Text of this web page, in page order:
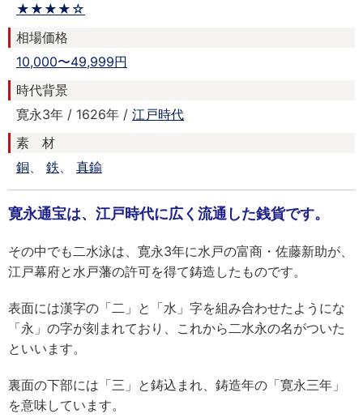
★★★★☆
相場価格
10,000〜49,999円
時代背景
寛永3年 / 1626年 / 江戸時代
素 材
銅
鉄 真鍮
寛永通宝は、江戸時代に広く流通した銭貨です。
その中でも二水泳は、寛永3年に水戸の富商・佐藤新助が、
江戸幕府と水戸藩の許可を得て鋳造したものです。
表面には漢字の「二」と「水」字を組み合わせたようにな
「永」の字が刻まれており、これから二水永の名がついた
といいます。
裏面の下部には「三」と鋳込まれ、鋳造年の「寛永三年」
を意味しています。